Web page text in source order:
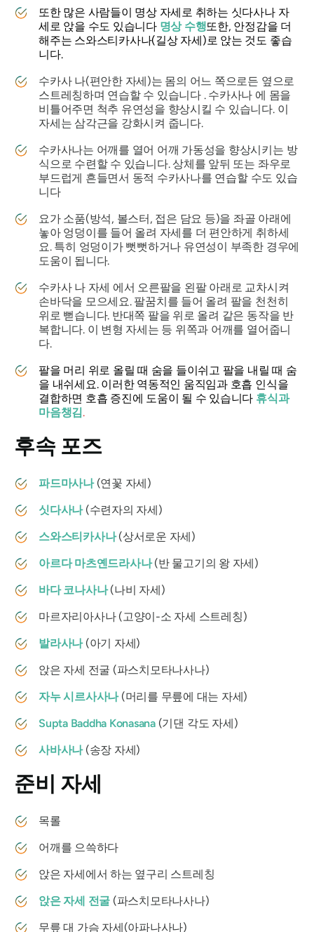
또한 많은 사람들이 명상 자세로 취하는 싯다사나 자
세로 앉을 수도 있습니다 명상 수행또한, 안정감을 더
해주는 스와스티카사나(길상 자세)로 앉는 것도 좋습
니다.
수카사나(편안한 자세)는 몸의 어느 쪽으로든 옆으로
스트레칭하며 연습할 수 있습니다 . 수카사나 에 몸을
비틀어주면 척추 유연성을 향상시킬 수 있습니다. 이
자세는 삼각근을 강화시켜 줍니다.
수카사나는 어깨를 열어 어깨 가동성을 향상시키는 방
식으로 수련할 수 있습니다. 상체를 앞뒤 또는 좌우로
부드럽게 흔들면서 동적 수카사나를 연습할 수도 있습
니다
요가 소품(방석, 볼스터, 접은 담요 등)을 좌골 아래에
놓아 엉덩이를 들어 올려 자세를 더 편안하게 취하세
요. 특히 엉덩이가 뻣뻣하거나 유연성이 부족한 경우에
도움이 됩니다.
수카사나 자세 에서 오른팔을 왼팔 아래로 교차시켜
손바닥을 모으세요. 팔꿈치를 들어 올려 팔을 천천히
위로 뻗습니다. 반대쪽 팔을 위로 올려 같은 동작을 반
복합니다. 이 변형 자세는 등 위쪽과 어깨를 열어줍니
다.
팔을 머리 위로 올릴 때 숨을 들이쉬고 팔을 내릴 때 숨
을 내쉬세요. 이러한 역동적인 움직임과 호흡 인식을
결합하면 호흡 증진에 도움이 될 수 있습니다 휴식과
마음챙김.
후속 포즈
파드마사나(연꽃 자세)
싯다사나(수련자의 자세)
스와스티카사나(상서로운 자세)
아르다 마츠옌드라사나(반 물고기의 왕 자세)
바다 코나사나(나비 자세)
마르자리아사나 (고양이-소 자세 스트레칭)
발라사나(아기 자세)
앉은 자세 전굴 (파스치모타나사나)
자누 시르사사나(머리를 무릎에 대는 자세)
Supta Baddha Konasana(기댄 각도 자세)
사바사나(송장 자세)
준비 자세
목롤
어깨를 으쓱하다
앉은 자세에서 하는 옆구리 스트레칭
앉은 자세 전굴 (파스치모타나사나)
무릎 대 가슴 자세(아파나사나)